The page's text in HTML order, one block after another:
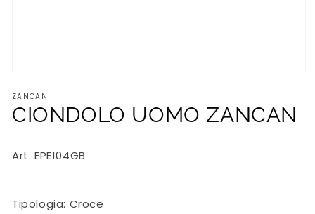
multimediali
1
in
ZANCAN
CIONDOLO UOMO ZANCAN
Art. EPE104GB
Tipologia: Croce